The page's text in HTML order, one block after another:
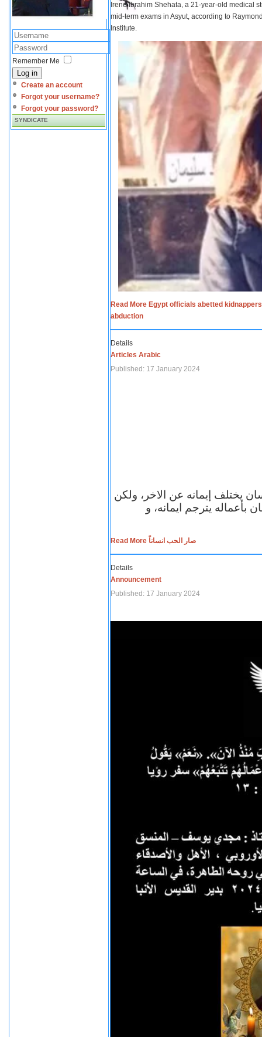
Remember Me
Log in
Create an account
Forgot your username?
Forgot your password?
SYNDICATE
Irene Ibrahim Shehata, a 21-year-old medical
mid-term exams in Asyut, according to
Institute.
Read More Egypt officials abetted
abduction
Details
Articles Arabic
Published: 17 January 2024
يختلف إيمانه عن الاخر، ولكن
بأعماله يترجم ايمانه، و
Read More صار الحب انساناً
Details
Announcement
Published: 17 January 2024